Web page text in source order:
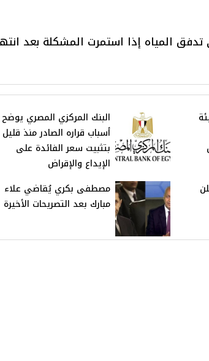
المياه إذا استمرت المشكلة بعد
البنك المركزي المصري يوضح
أسباب قراره الصادر منذ قليل
بتثبيت سعر الفائدة على
الإيداع والإقراض
مصطفى بكري يُقاضي علاء
مبارك بعد التصريحات الأخيرة